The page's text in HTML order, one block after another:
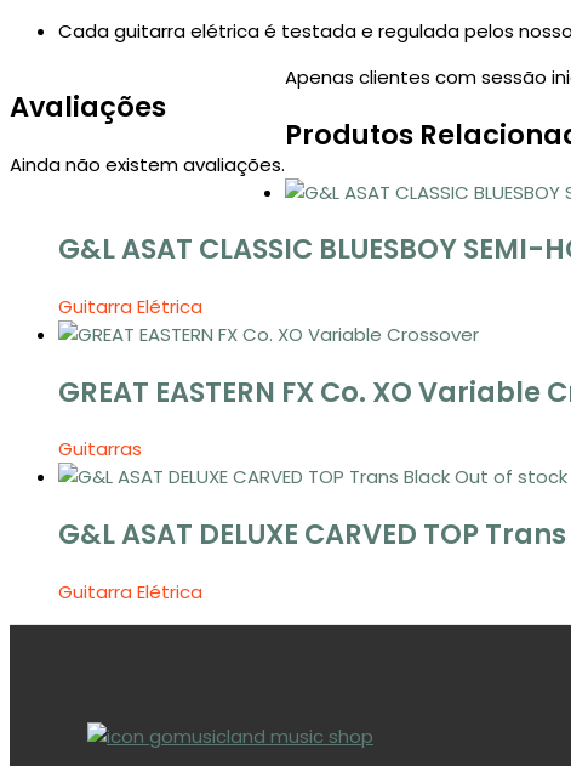
Cada guitarra elétrica é testada e regulada pelos
Avaliações
Ainda não existem avaliações.
Apenas clientes com sessão
Produtos
G&L ASAT CLASSIC BLUESBOY SEMI-
Guitarra Elétrica
GREAT EASTERN FX Co. XO Variable
Guitarras
Out of stock
G&L ASAT DELUXE CARVED TOP
Guitarra Elétrica